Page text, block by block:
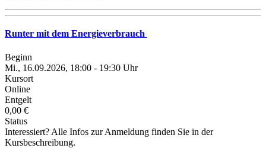
Runter mit dem Energieverbrauch
Beginn
Mi., 16.09.2026, 18:00 - 19:30 Uhr
Kursort
Online
Entgelt
0,00 €
Status
Interessiert? Alle Infos zur Anmeldung finden Sie in der
Kursbeschreibung.